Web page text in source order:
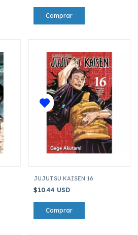
JUJUTSU KAISEN 16
$10.44 USD